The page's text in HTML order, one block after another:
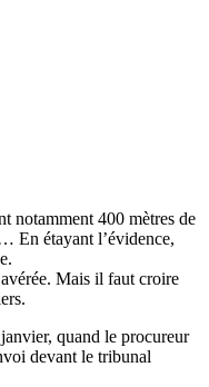
notamment 400 mètres de
En étayant l’évidence,
Mais il faut croire
quand le procureur
devant le tribunal